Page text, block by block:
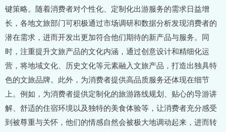
键策略。随着消费者对个性化、定制化出游服务的需求日益增
长，各地文旅部门可积极通过市场调研和数据分析发现消费者的
潜在需求，进而开发出更加符合他们期待的新产品与服务。同
时，注重提升文旅产品的文化内涵，通过创意设计和精细化运
营，将地域文化、历史文化等元素融入文旅产品，打造出独具特
色的文旅品牌。此外，为消费者提供高品质服务还体现在细节
上。例如，为消费者提供定制化的旅游路线规划、贴心的导游讲
解、舒适的住宿环境以及独特的美食体验等，让消费者充分感受
到被尊重与关怀，他们的情感自然会被极大地调动起来，进而转